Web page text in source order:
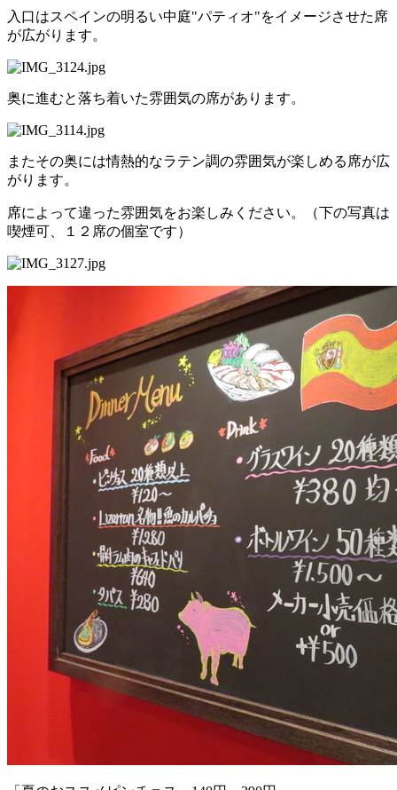
入口はスペインの明るい中庭"パティオ"をイメージさせた席
が広がります。
奥に進むと落ち着いた雰囲気の席があります。
またその奥には情熱的なラテン調の雰囲気が楽しめる席が広
がります。
席によって違った雰囲気をお楽しみください。（下の写真は
喫煙可、１２席の個室です）